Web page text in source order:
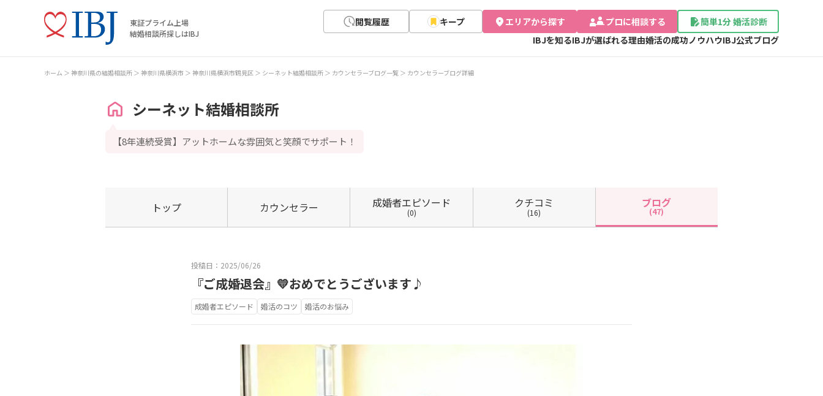
東証プライム上場
結婚相談所探しはIBJ
閲覧履歴 キープ エリアから探す プロに相談する
簡単1分 婚活診断
IBJを知るIBJが選ばれる理由婚活の成功ノウハウIBJ公式ブログ
ホーム 神奈川県の結婚相談所 神奈川県横浜市 神奈川県横浜市鶴見区 シーネット結婚相談所 カウンセラーブログ一覧 カウンセラーブログ詳細
シーネット結婚相談所
【8年連続受賞】アットホームな雰囲気と笑顔でサポート！
トップ カウンセラー 成婚者エピソード
(0)
クチコミ
(16)
ブログ
(47)
投稿日：2025/06/26
『ご成婚退会』💛おめでとうございます♪
成婚者エピソード 婚活のコツ 婚活のお悩み